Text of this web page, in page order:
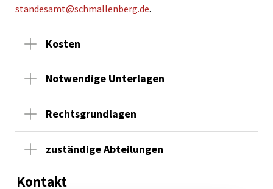
standesamt@schmallenberg.de.
Kosten
Notwendige Unterlagen
Rechtsgrundlagen
zuständige Abteilungen
Kontakt